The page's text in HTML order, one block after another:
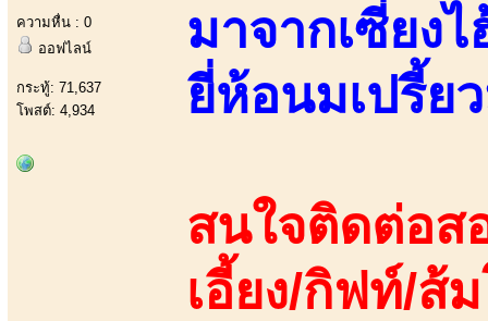
ความหื่น : 0
ออฟไลน์
กระทู้: 71,637
โพสต์: 4,934
มาจากเซี่ยง
ยี่ห้อนมเปรี้ย
สนใจติดต่อส
เอี้ยง/กิฟท์/ส้